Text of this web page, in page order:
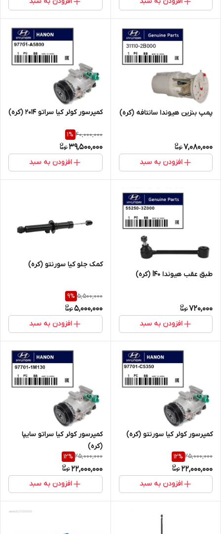
پمپ بنزین هیوندا سانتافه (کره)
7,080,000
افزودن به سبد
کمپرسور کولر کیا سراتو 2014 (کره)
40,000,000
1%
39,500,000
افزودن به سبد
طبق عقب هیوندا I40 (کره)
720,000
افزودن به سبد
کمک جلو کیا سورنتو (کره)
5,500,000
9%
5,000,000
افزودن به سبد
کمپرسور کولر کیا سورنتو (کره)
25,000,000
12%
22,000,000
افزودن به سبد
کمپرسور کولر کیا سراتو سایپا
(کره)
25,000,000
12%
22,000,000
افزودن به سبد